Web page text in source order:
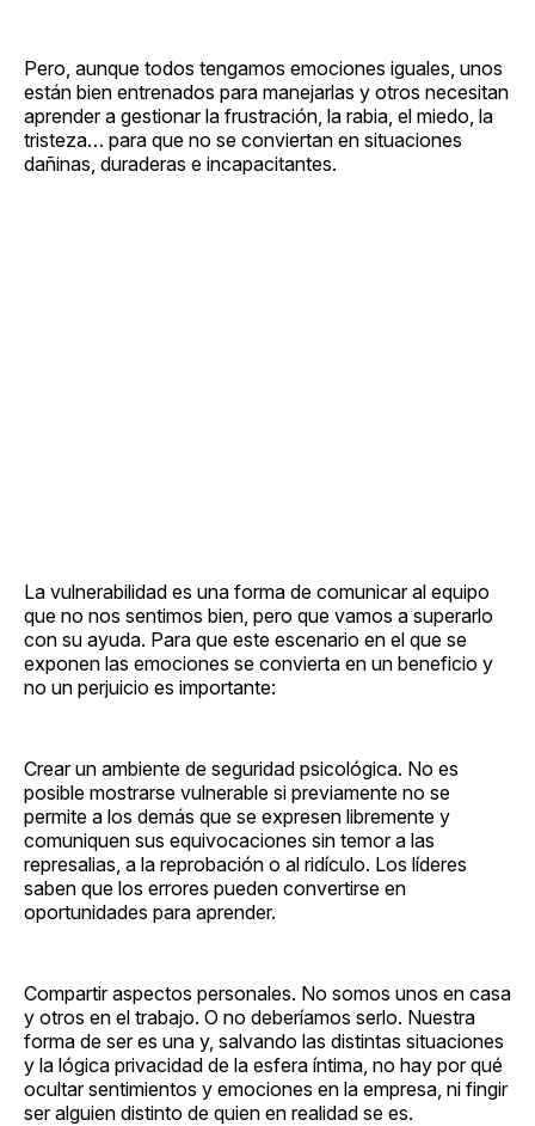
Pero, aunque todos tengamos emociones iguales, unos
están bien entrenados para manejarlas y otros necesitan
aprender a gestionar la frustración, la rabia, el miedo, la
tristeza… para que no se conviertan en situaciones
dañinas, duraderas e incapacitantes.
La vulnerabilidad es una forma de comunicar al equipo
que no nos sentimos bien, pero que vamos a superarlo
con su ayuda. Para que este escenario en el que se
exponen las emociones se convierta en un beneficio y
no un perjuicio es importante:
Crear un ambiente de seguridad psicológica. No es
posible mostrarse vulnerable si previamente no se
permite a los demás que se expresen libremente y
comuniquen sus equivocaciones sin temor a las
represalias, a la reprobación o al ridículo. Los líderes
saben que los errores pueden convertirse en
oportunidades para aprender.
Compartir aspectos personales. No somos unos en casa
y otros en el trabajo. O no deberíamos serlo. Nuestra
forma de ser es una y, salvando las distintas situaciones
y la lógica privacidad de la esfera íntima, no hay por qué
ocultar sentimientos y emociones en la empresa, ni fingir
ser alguien distinto de quien en realidad se es.